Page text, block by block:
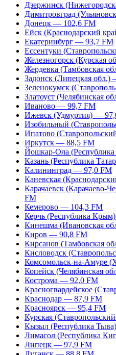
Дзержинск
Димитровград
Донецк — 102,6 FM
Ейск (Краснодарский
Екатеринбург — 93,7 FM
Ессентуки
Железногорск (Курская
Жердевка (Тамбовская
Задонск (Липецкая обл.)
Зеленокумск
Златоуст (Челябинская
Иваново — 99,7 FM
Ижевск (Удмуртия) —
Изобильный
Ипатово
Иркутск — 88,5 FM
Йошкар-Ола
Казань (Республика
Калининград — 97,0 FM
Каневская
Карачаевск (Карачаево-
FM
Кемерово — 104,3 FM
Керчь (Республика
Кинешма (Ивановская
Киров — 90,8 FM
Кирсанов (Тамбовская
Кисловодск
Комсомольск-на-Амуре
Копейск (Челябинская
Кострома — 92,0 FM
Красногвардейское
Краснодар — 87,9 FM
Красноярск — 95,4 FM
Курская
Кызыл (Республика
Лимасол (Республика
Липецк — 97,9 FM